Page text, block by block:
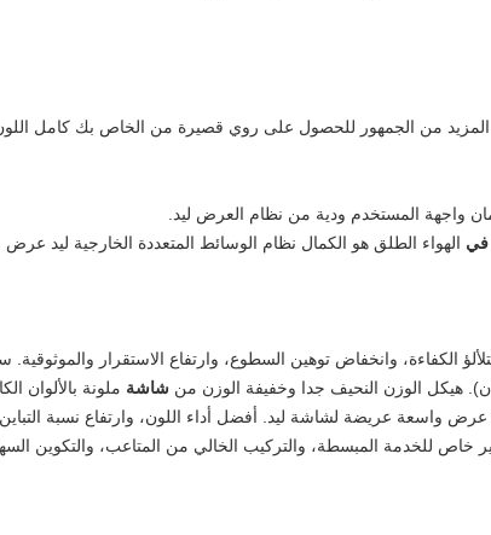
كامل
واجهة المستخدم ودية من نظام العرض ليد.
في الهواء الطلق هو الكمال نظام الوسائط المتعددة الخارجية ليد عرض
الكفاءة، وانخفاض توهين السطوع، وارتفاع الاستقرار والموثوقية.
هيكل الوزن النحيف جدا وخفيفة الوزن من شاشة ملونة بالألوان
عرض واسعة عريضة لشاشة ليد.
أفضل أداء اللون، وارتفاع نسبة
خاص للخدمة المبسطة، والتركيب الخالي من المتاعب، والتكوين